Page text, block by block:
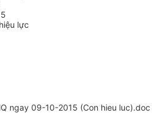
lực
ngay 09-10-2015 (Con hieu luc).doc